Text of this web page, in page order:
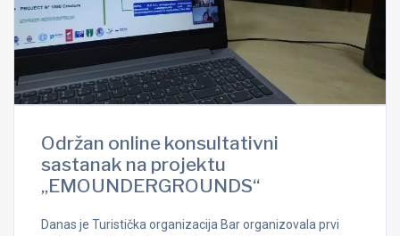
Održan online konsultativni
sastanak na projektu
„EMOUNDERGROUNDS“
Danas je Turistička organizacija Bar organizovala prvi